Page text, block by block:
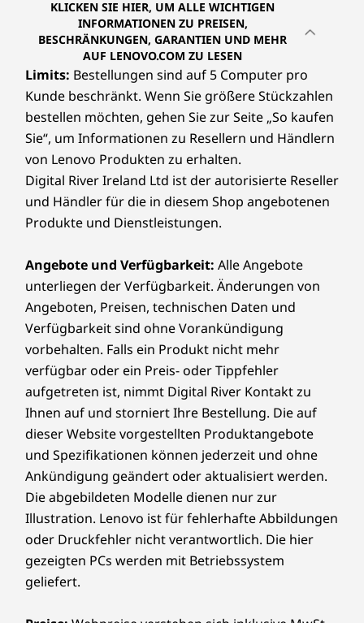
KLICKEN SIE HIER, UM ALLE WICHTIGEN
INFORMATIONEN ZU PREISEN,
BESCHRÄNKUNGEN, GARANTIEN UND MEHR
AUF LENOVO.COM ZU LESEN
Limits: Bestellungen sind auf 5 Computer pro
Kunde beschränkt. Wenn Sie größere Stückzahlen
bestellen möchten, gehen Sie zur Seite „So kaufen
Sie“, um Informationen zu Resellern und Händlern
von Lenovo Produkten zu erhalten.
Digital River Ireland Ltd ist der autorisierte Reseller
und Händler für die in diesem Shop angebotenen
Produkte und Dienstleistungen.
Angebote und Verfügbarkeit: Alle Angebote
unterliegen der Verfügbarkeit. Änderungen von
Angeboten, Preisen, technischen Daten und
Verfügbarkeit sind ohne Vorankündigung
vorbehalten. Falls ein Produkt nicht mehr
verfügbar oder ein Preis- oder Tippfehler
aufgetreten ist, nimmt Digital River Kontakt zu
Ihnen auf und storniert Ihre Bestellung. Die auf
dieser Website vorgestellten Produktangebote
und Spezifikationen können jederzeit und ohne
Ankündigung geändert oder aktualisiert werden.
Die abgebildeten Modelle dienen nur zur
Illustration. Lenovo ist für fehlerhafte Abbildungen
oder Druckfehler nicht verantwortlich. Die hier
gezeigten PCs werden mit Betriebssystem
geliefert.